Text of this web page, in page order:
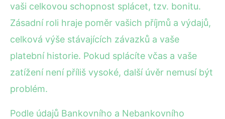
vaši celkovou schopnost splácet, tzv. bonitu.
Zásadní roli hraje poměr vašich příjmů a výdajů,
celková výše stávajících závazků a vaše
platební historie. Pokud splácíte včas a vaše
zatížení není příliš vysoké, další úvěr nemusí být
problém.
Podle údajů Bankovního a Nebankovního